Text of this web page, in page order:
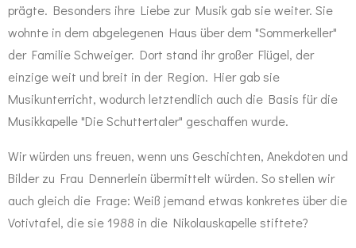
prägte. Besonders ihre Liebe zur Musik gab sie weiter. Sie
wohnte in dem abgelegenen Haus über dem "Sommerkeller"
der Familie Schweiger. Dort stand ihr großer Flügel, der
einzige weit und breit in der Region. Hier gab sie
Musikunterricht, wodurch letztendlich auch die Basis für die
Musikkapelle "Die Schuttertaler" geschaffen wurde.
Wir würden uns freuen, wenn uns Geschichten, Anekdoten und
Bilder zu Frau Dennerlein übermittelt würden. So stellen wir
auch gleich die Frage: Weiß jemand etwas konkretes über die
Votivtafel, die sie 1988 in die Nikolauskapelle stiftete?